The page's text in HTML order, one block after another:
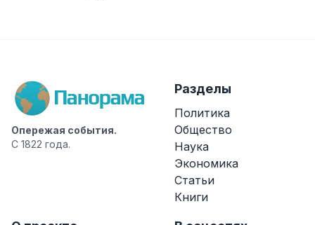
Опережая события.
С 1822 года.
Разделы
Политика
Общество
Наука
Экономика
Статьи
Книги